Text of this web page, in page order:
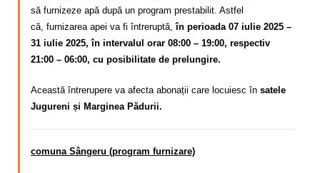
să furnizeze apă după un program prestabilit. Astfel
că, furnizarea apei va fi întreruptă,în perioada 07 iulie 2025 –
31 iulie 2025, în intervalul orar 08:00 – 19:00, respectiv
21:00 – 06:00, cu posibilitate de prelungire.
Această întrerupere va afecta abonații care locuiesc în satele
Jugureni și Marginea Pădurii.
comuna Sângeru (program furnizare)